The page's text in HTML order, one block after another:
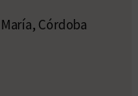
Córdoba